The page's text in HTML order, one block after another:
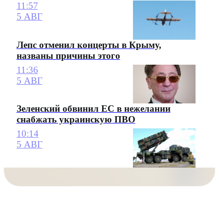
11:57
5 АВГ
Лепс отменил концерты в Крыму,
названы причины этого
11:36
5 АВГ
Зеленский обвинил ЕС в нежелании
снабжать украинскую ПВО
10:14
5 АВГ